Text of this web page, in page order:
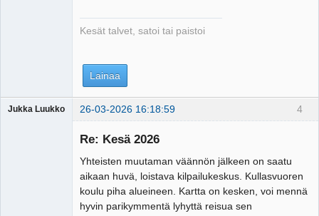
Kesät talvet, satoi tai paistoi
Lainaa
4
Jukka Luukko 26-03-2026 16:18:59
Re: Kesä 2026
Yhteisten muutaman väännön jälkeen on saatu
aikaan huvä, loistava kilpailukeskus. Kullasvuoren
koulu piha alueineen. Kartta on kesken, voi mennä
hyvin parikymmentä lyhyttä reisua sen